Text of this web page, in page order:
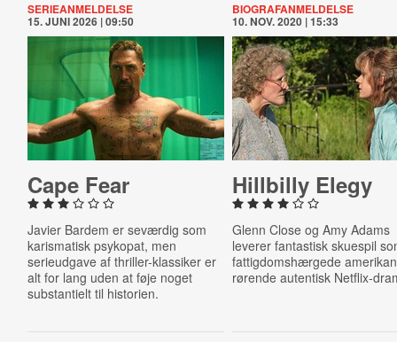
SERIEANMELDELSE
15. JUNI 2026 | 09:50
Cape Fear
Javier Bardem er seværdig som
karismatisk psykopat, men
serieudgave af thriller-klassiker er
alt for lang uden at føje noget
substantielt til historien.
BIOGRAFANMELDELSE
10. NOV. 2020 | 15:33
Hillbilly Elegy
Glenn Close og Amy Adams
leverer fantastisk skuespil
fattigdomshærgede
rørende autentisk Netflix-